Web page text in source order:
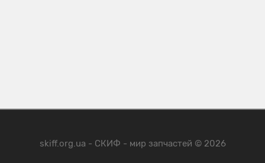
skiff.org.ua - СКИФ - мир запчастей © 2026